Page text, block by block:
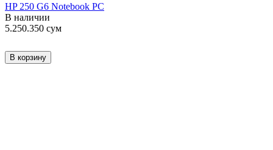
HP 250 G6 Notebook PC
В наличии
5.250.350 сум
В корзину